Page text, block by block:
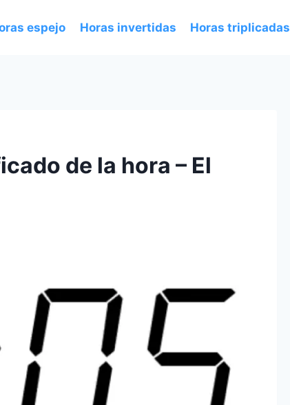
espejo Horas invertidas Horas triplicadas
de la hora – El